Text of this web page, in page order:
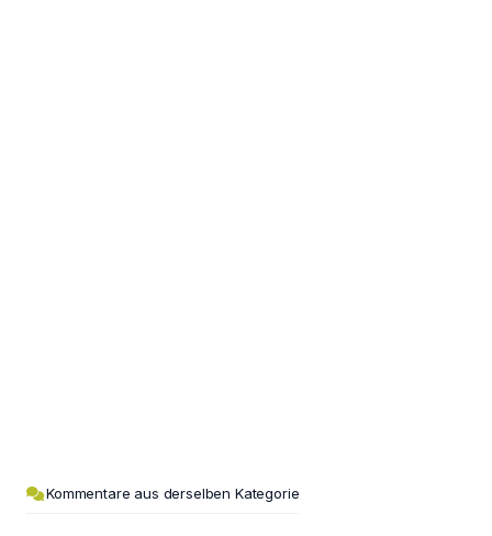
Kommentare aus derselben Kategorie